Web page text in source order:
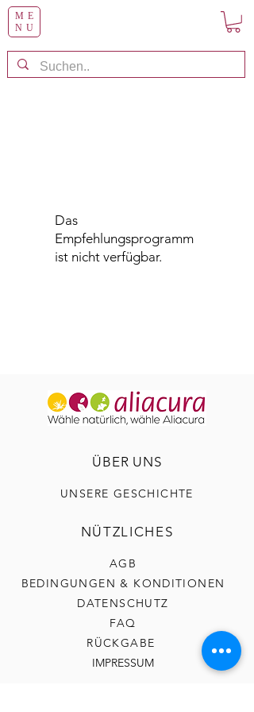
ME
NU
Das
Empfehlungsprogramm
ist nicht verfügbar.
ÜBER UNS
UNSERE GESCHICHTE
NÜTZLICHES
AGB
BEDINGUNGEN & KONDITIONEN
DATENSCHUTZ
FAQ
RÜCKGABE
IMPRESSUM